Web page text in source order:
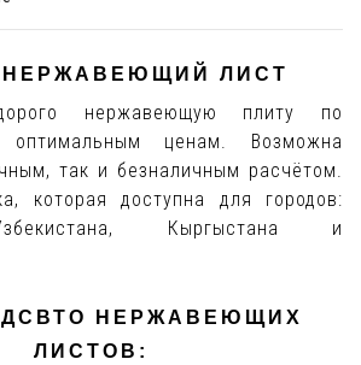
НЕРЖАВЕЮЩИЙ ЛИСТ
нержавеющую плиту по
ценам. Возможна
так и безналичным расчётом.
которая доступна для городов:
Кыргыстана и
НЕРЖАВЕЮЩИХ
ЛИСТОВ: